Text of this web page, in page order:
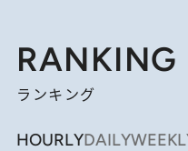
RANKING
ランキング
HOURLYDAILY